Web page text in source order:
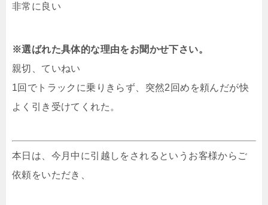
非常に良い
※選ばれた具体的な理由をお聞かせ下さい。
親切、ていねい
1回でトラックに乗りきらず、突然2回めを頼んだが快
よく引き受けてくれた。
本日は、今月中に引越しをされるというお客様からご
依頼をいただき、